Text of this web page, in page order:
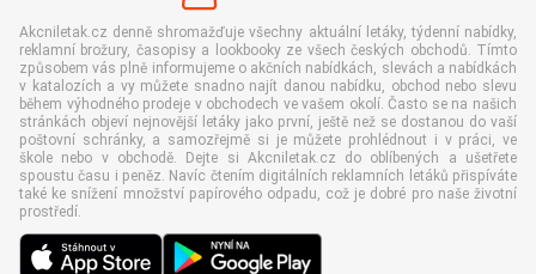
Akcniletak.cz denně shromažďuje všechny aktuální letáky, týdenní nabídky,
reklamní brožury, časopisy a lookbooky ze všech českých obchodů. Tímto
způsobem vás plně informujeme o akčních nabídkách, slevách a nabídkách
v katalozích a vy můžete snadno najít danou nabídku, obchod nebo slevu
během výhodného prodeje v obchodech ve vašem okolí. Často se na našich
stránkách objeví nejnovější letáky jako první, ještě než se dostanou do vaší
poštovní schránky, a samozřejmě si je můžete prohlédnout i v práci, ve
škole nebo v obchodě. Dejte si Akcniletak.cz do oblíbených a ušetřete
spoustu času i peněz. Navíc čtením digitálních reklamních letáků přispíváte
také ke snížení množství papírového odpadu, což je dobré pro naše životní
prostředí.